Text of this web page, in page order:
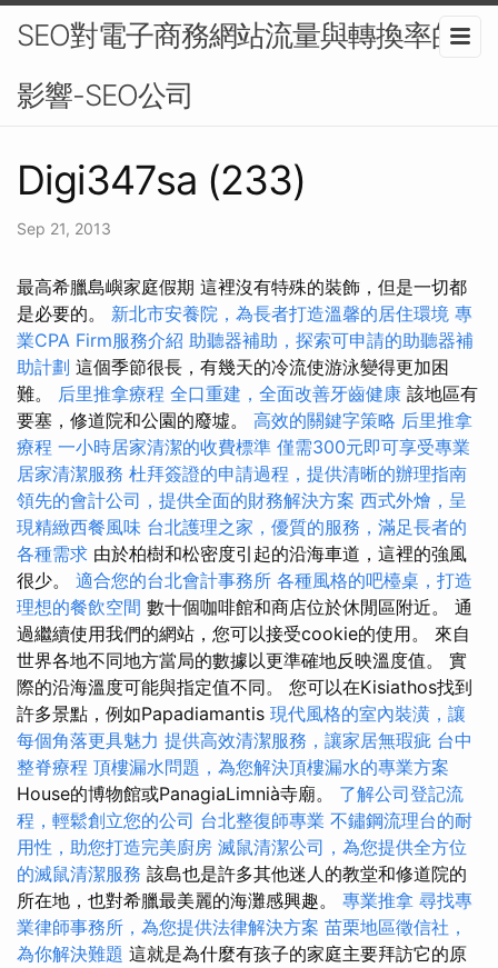
SEO對電子商務網站流量與轉換率的
影響-SEO公司
Digi347sa (233)
Sep 21, 2013
最高希臘島嶼家庭假期 這裡沒有特殊的裝飾，但是一切都
是必要的。 新北市安養院，為長者打造溫馨的居住環境 專
業CPA Firm服務介紹 助聽器補助，探索可申請的助聽器補
助計劃 這個季節很長，有幾天的冷流使游泳變得更加困
難。 后里推拿療程 全口重建，全面改善牙齒健康 該地區有
要塞，修道院和公園的廢墟。 高效的關鍵字策略 后里推拿
療程 一小時居家清潔的收費標準 僅需300元即可享受專業
居家清潔服務 杜拜簽證的申請過程，提供清晰的辦理指南
領先的會計公司，提供全面的財務解決方案 西式外燴，呈
現精緻西餐風味 台北護理之家，優質的服務，滿足長者的
各種需求 由於柏樹和松密度引起的沿海車道，這裡的強風
很少。 適合您的台北會計事務所 各種風格的吧檯桌，打造
理想的餐飲空間 數十個咖啡館和商店位於休閒區附近。 通
過繼續使用我們的網站，您可以接受cookie的使用。 來自
世界各地不同地方當局的數據以更準確地反映溫度值。 實
際的沿海溫度可能與指定值不同。 您可以在Kisiathos找到
許多景點，例如Papadiamantis 現代風格的室內裝潢，讓
每個角落更具魅力 提供高效清潔服務，讓家居無瑕疵 台中
整脊療程 頂樓漏水問題，為您解決頂樓漏水的專業方案
House的博物館或PanagiaLimnià寺廟。 了解公司登記流
程，輕鬆創立您的公司 台北整復師專業 不鏽鋼流理台的耐
用性，助您打造完美廚房 滅鼠清潔公司，為您提供全方位
的滅鼠清潔服務 該島也是許多其他迷人的教堂和修道院的
所在地，也對希臘最美麗的海灘感興趣。 專業推拿 尋找專
業律師事務所，為您提供法律解決方案 苗栗地區徵信社，
為你解決難題 這就是為什麼有孩子的家庭主要拜訪它的原